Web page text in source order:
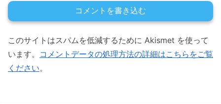
コメントを書き込む
このサイトはスパムを低減するために Akismet を使って
います。 コメントデータの処理方法の詳細はこちらをご覧
ください。